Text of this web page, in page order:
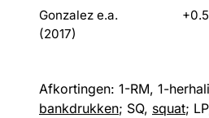
Gonzalez e.a.
(2017)
+0.5
Afkortingen: 1-RM, 1-
bankdrukken; SQ, squat;